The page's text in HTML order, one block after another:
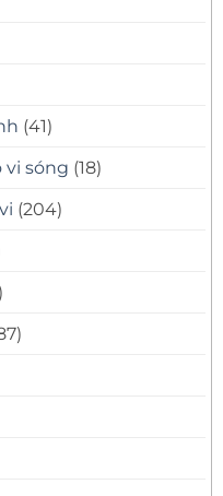
(41)
vi sóng (18)
(204)